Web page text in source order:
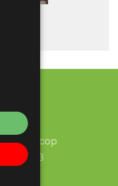
Galecop
1 - 3